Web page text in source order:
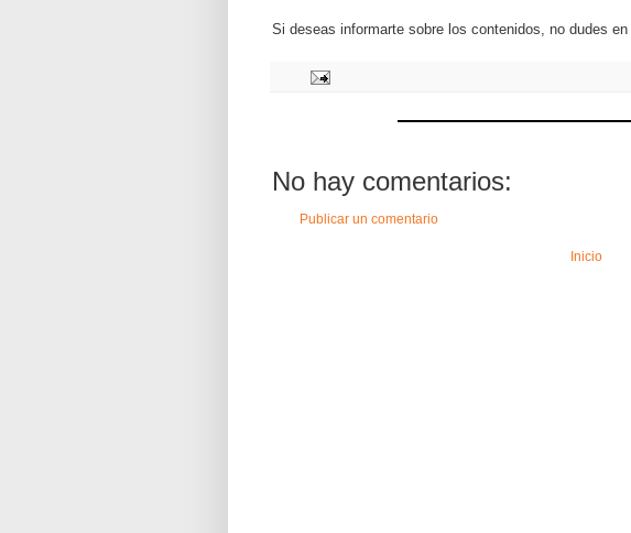
Si deseas informarte sobre los contenidos, no dudes en
No hay comentarios:
Publicar un comentario
Inicio